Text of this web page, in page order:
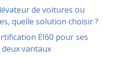
de voitures ou
quelle solution choisir ?
EI60 pour ses
vantaux